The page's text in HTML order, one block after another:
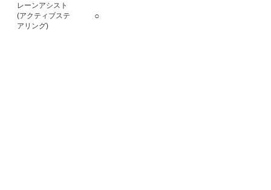
レーンアシスト
(アクティブステ
アリング)
○